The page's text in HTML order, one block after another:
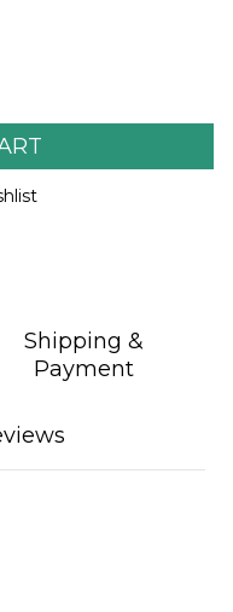
Shipping &
Payment